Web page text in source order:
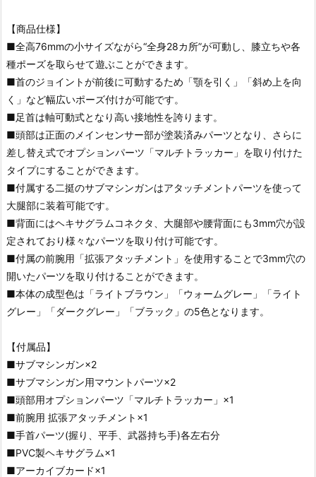
【商品仕様】
■全高76mmの小サイズながら“全身28カ所”が可動し、膝立ちや各
種ポーズを取らせて遊ぶことができます。
■首のジョイントが前後に可動するため「顎を引く」「斜め上を向
く」など幅広いポーズ付けが可能です。
■足首は軸可動式となり高い接地性を誇ります。
■頭部は正面のメインセンサー部が塗装済みパーツとなり、さらに
差し替え式でオプションパーツ「マルチトラッカー」を取り付けた
タイプにすることができます。
■付属する二挺のサブマシンガンはアタッチメントパーツを使って
大腿部に装着可能です。
■背面にはヘキサグラムコネクタ、大腿部や腰背面にも3mm穴が設
定されており様々なパーツを取り付け可能です。
■付属の前腕用「拡張アタッチメント」を使用することで3mm穴の
開いたパーツを取り付けることができます。
■本体の成型色は「ライトブラウン」「ウォームグレー」「ライト
グレー」「ダークグレー」「ブラック」の5色となります。
【付属品】
■サブマシンガン×2
■サブマシンガン用マウントパーツ×2
■頭部用オプションパーツ「マルチトラッカー」×1
■前腕用 拡張アタッチメント×1
■手首パーツ(握り、平手、武器持ち手)各左右分
■PVC製ヘキサグラム×1
■アーカイブカード×1